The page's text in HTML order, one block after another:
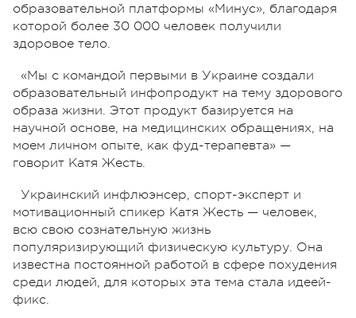
образовательной платформы «Минус», благодаря
которой более 30 000 человек получили
здоровое тело.
«Мы с командой первыми в Украине создали
образовательный инфопродукт на тему здорового
образа жизни. Этот продукт базируется на
научной основе, на медицинских обращениях, на
моем личном опыте, как фуд-терапевта» —
говорит Катя Жесть.
Украинский инфлюэнсер, спорт-эксперт и
мотивационный спикер Катя Жесть — человек,
всю свою сознательную жизнь
популяризирующий физическую культуру. Она
известна постоянной работой в сфере похудения
среди людей, для которых эта тема стала идеей-
фикс.